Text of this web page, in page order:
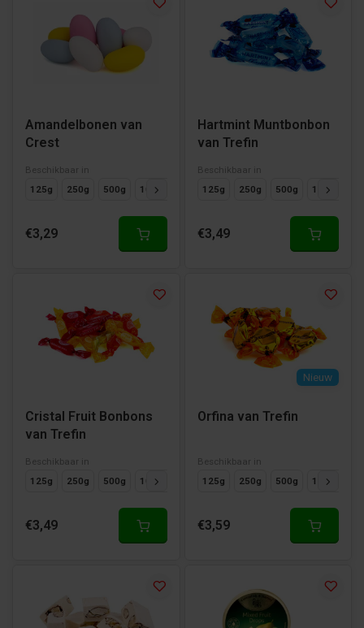
Amandelbonen van
Crest
Beschikbaar in
125g
250g 500g 1000g
€3,29
Hartmint Muntbonbon
van Trefin
Beschikbaar in
125g
250g 500g 1000g
€3,49
Cristal Fruit Bonbons
van Trefin
Beschikbaar in
125g
250g 500g 1000g
€3,49
Nieuw
Orfina van Trefin
Beschikbaar in
125g
250g 500g 1000g
€3,59